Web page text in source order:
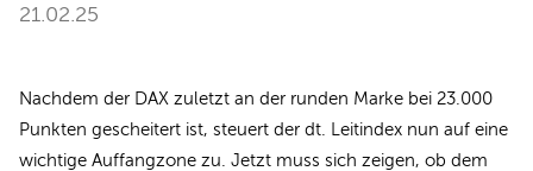
21.02.25
Nachdem der DAX zuletzt an der runden Marke bei 23.000
Punkten gescheitert ist, steuert der dt. Leitindex nun auf eine
wichtige Auffangzone zu. Jetzt muss sich zeigen, ob dem